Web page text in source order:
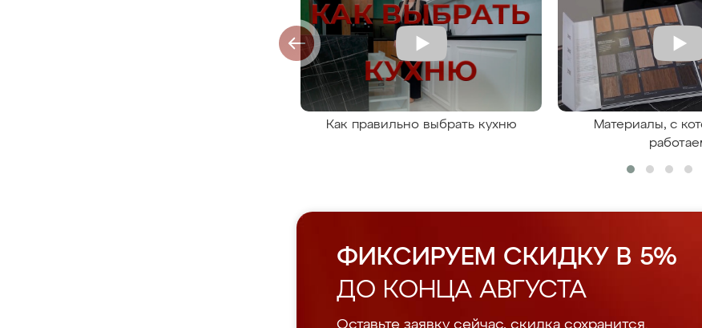
Как правильно выбрать кухню
Материалы, с
ФИКСИРУЕМ СКИДКУ В 5%
ДО КОНЦА АВГУСТА
Оставьте заявку сейчас, скидка сохранится.